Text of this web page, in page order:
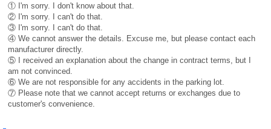
① I'm sorry. I don't know about that.
② I'm sorry. I can't do that.
③ I'm sorry. I can't do that.
④ We cannot answer the details. Excuse me, but please contact each
manufacturer directly.
⑤ I received an explanation about the change in contract terms, but I
am not convinced.
⑥ We are not responsible for any accidents in the parking lot.
⑦ Please note that we cannot accept returns or exchanges due to
customer's convenience.